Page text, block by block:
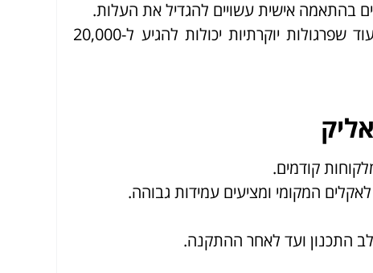
בהתאמה אישית עשויים להגדיל את העלות.
מחיר ממוצע לפרגולה בסיסית נע בין 5,000 ל-10,000 שקלים, בעוד שפרגולות יוקרתיות יכולות להגיע ל-20,000
קודמים.
המקומי ומציעים עמידות גבוהה.
התכנון ועד לאחר ההתקנה.